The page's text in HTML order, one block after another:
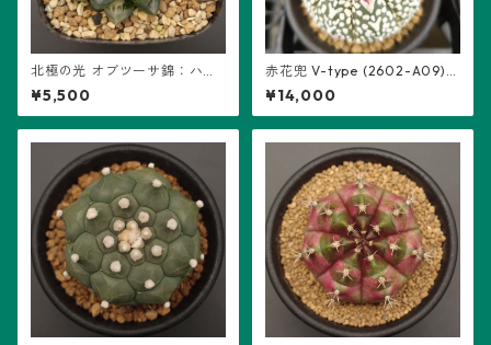
北極の光 オブツーサ錦：ハオ
ルチア属 (B01)
¥5,500
赤花兜 V-type (2602-A09)：
アストロフィツム属 ※実生
¥14,000